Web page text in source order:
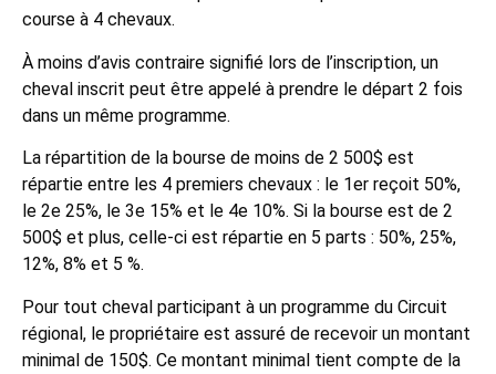
course à 4 chevaux.
À moins d’avis contraire signifié lors de l’inscription, un
cheval inscrit peut être appelé à prendre le départ 2 fois
dans un même programme.
La répartition de la bourse de moins de 2 500$ est
répartie entre les 4 premiers chevaux : le 1er reçoit 50%,
le 2e 25%, le 3e 15% et le 4e 10%. Si la bourse est de 2
500$ et plus, celle-ci est répartie en 5 parts : 50%, 25%,
12%, 8% et 5 %.
Pour tout cheval participant à un programme du Circuit
régional, le propriétaire est assuré de recevoir un montant
minimal de 150$. Ce montant minimal tient compte de la